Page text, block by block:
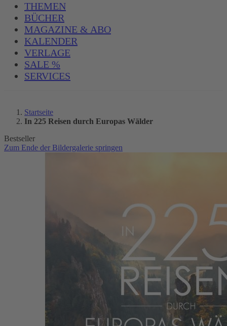
THEMEN
BÜCHER
MAGAZINE & ABO
KALENDER
VERLAGE
SALE %
SERVICES
Startseite
In 225 Reisen durch Europas Wälder
Bestseller
Zum Ende der Bildergalerie springen